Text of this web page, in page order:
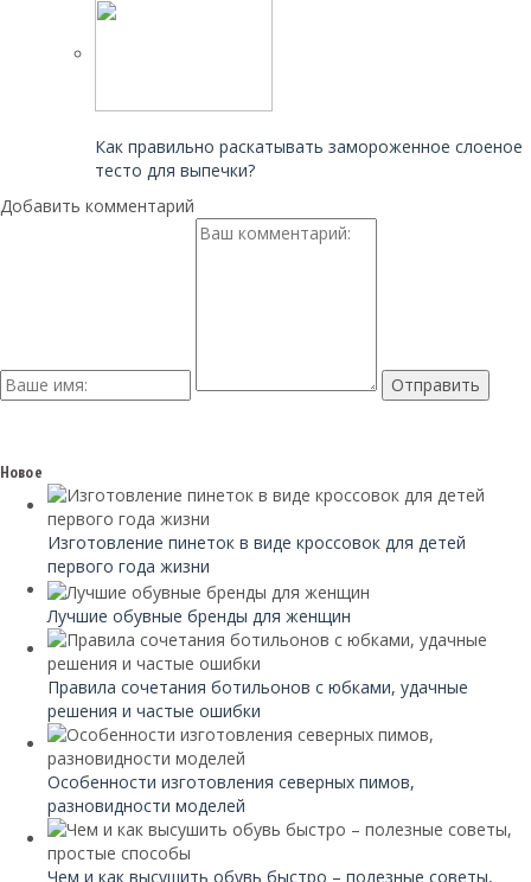
Как правильно раскатывать замороженное слоеное
тесто для выпечки?
Добавить комментарий
Новое
Изготовление пинеток в виде кроссовок для детей
первого года жизни
Лучшие обувные бренды для женщин
Правила сочетания ботильонов с юбками, удачные
решения и частые ошибки
Особенности изготовления северных пимов,
разновидности моделей
Чем и как высушить обувь быстро – полезные советы,